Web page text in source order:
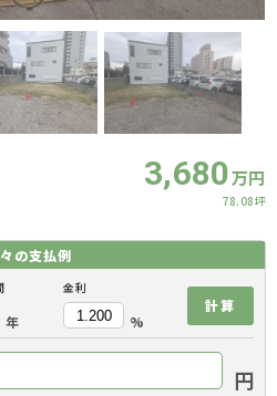
3,680万円
78.08坪
の支払例
年
金利
%
計算
円